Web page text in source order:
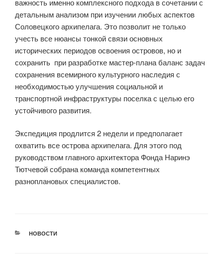
важность именно комплексного подхода в сочетании с
детальным анализом при изучении любых аспектов
Соловецкого архипелага. Это позволит не только
учесть все нюансы тонкой связи основных
исторических периодов освоения островов, но и
сохранить при разработке мастер-плана баланс задач
сохранения всемирного культурного наследия с
необходимостью улучшения социальной и
транспортной инфраструктуры поселка с целью его
устойчивого развития.
Экспедиция продлится 2 недели и предполагает
охватить все острова архипелага. Для этого под
руководством главного архитектора Фонда Наринэ
Тютчевой собрана команда компетентных
разноплановых специалистов.
РУБРИКИ
НОВОСТИ